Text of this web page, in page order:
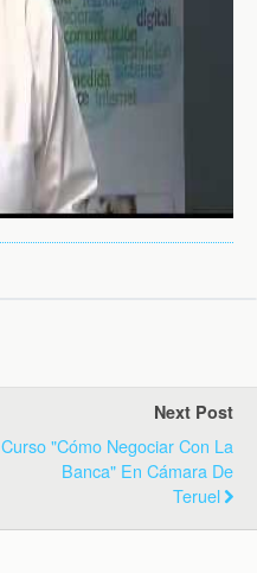
Next Post
Curso "Cómo Negociar Con La
Banca" En Cámara De
Teruel